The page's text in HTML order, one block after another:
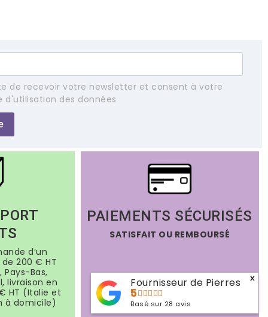
de recevoir votre newsletter et consent à votre
d'utilisation des données
d’un
200 € HT
Pays-Bas,
livraison en
HT (Italie et
à domicile)
PAIEMENTS SÉCURISÉS
SATISFAIT OU REMBOURSÉ
Fournisseur de Pierres
5
Basé sur 28 avis
x